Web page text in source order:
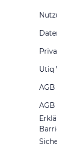
Utiq
AGB
AGB